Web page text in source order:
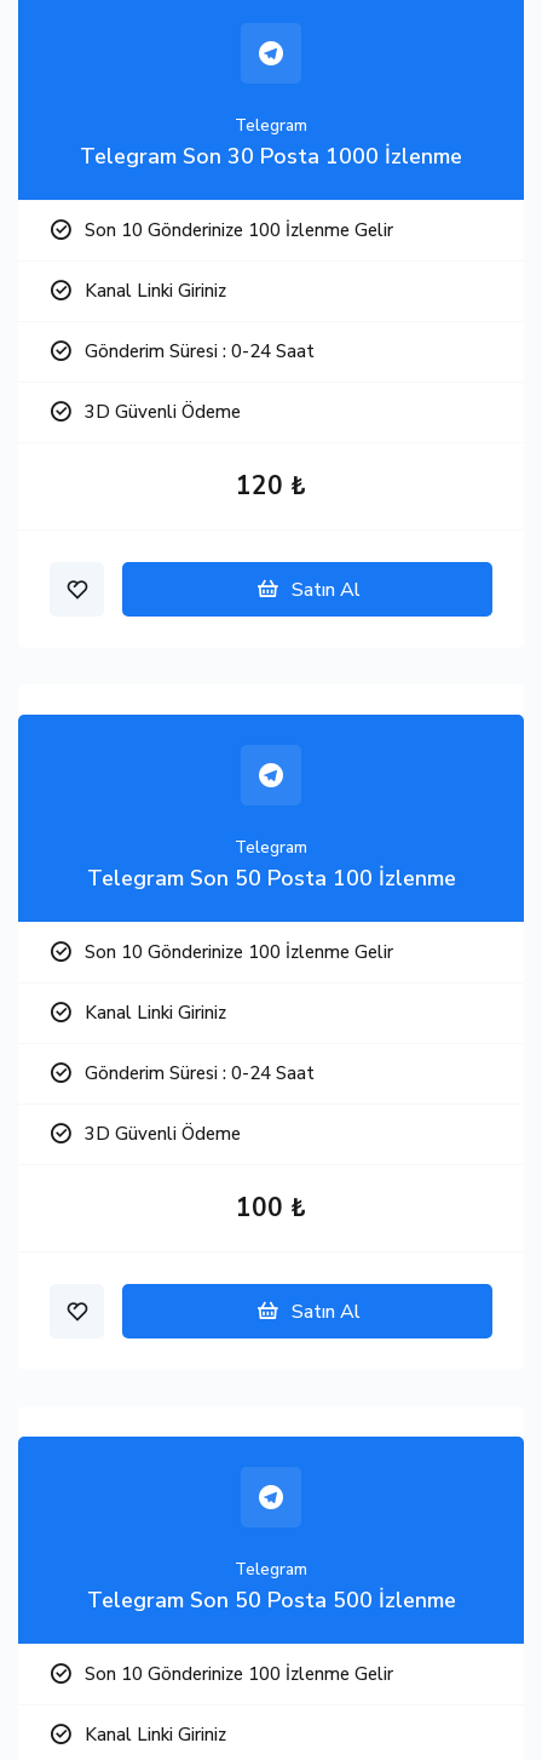
Telegram
Telegram Son 30 Posta 1000 İzlenme
Son 10 Gönderinize 100 İzlenme Gelir
Kanal Linki Giriniz
Gönderim Süresi : 0-24 Saat
3D Güvenli Ödeme
120 ₺
Satın Al
Telegram
Telegram Son 50 Posta 100 İzlenme
Son 10 Gönderinize 100 İzlenme Gelir
Kanal Linki Giriniz
Gönderim Süresi : 0-24 Saat
3D Güvenli Ödeme
100 ₺
Satın Al
Telegram
Telegram Son 50 Posta 500 İzlenme
Son 10 Gönderinize 100 İzlenme Gelir
Kanal Linki Giriniz